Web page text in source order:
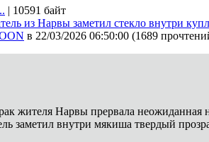
| 10591 байт
из Нарвы заметил стекло внутри
в 22/03/2026 06:50:00 (1689
жителя Нарвы прервала неожиданная
заметил внутри мякиша твердый